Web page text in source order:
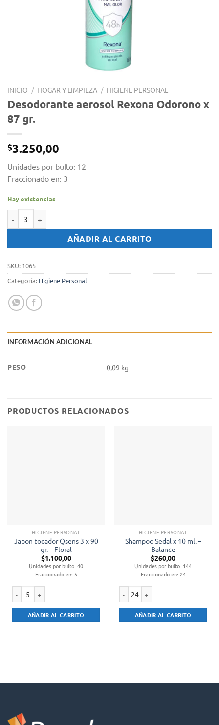
INICIO / HOGAR Y LIMPIEZA / HIGIENE PERSONAL
Desodorante aerosol Rexona Odorono x
87 gr.
$3.250,00
Unidades por bulto: 12
Fraccionado en: 3
Hay existencias
Desodorante aerosol Rexona Odorono x 87 gr. cantidad
AÑADIR AL CARRITO
SKU: 1065
Categoría: Higiene Personal
INFORMACIÓN ADICIONAL
PESO 0,09 kg
PRODUCTOS RELACIONADOS
HIGIENE PERSONAL
Jabon tocador Qsens 3 x 90
gr. – Floral
$1.100,00
Unidades por bulto: 40
Fraccionado en: 5
AÑADIR AL CARRITO
HIGIENE PERSONAL
Shampoo Sedal x 10 ml. –
Balance
$260,00
Unidades por bulto: 144
Fraccionado en: 24
AÑADIR AL CARRITO